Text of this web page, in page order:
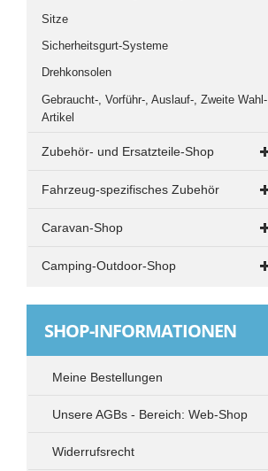
Sitze
Sicherheitsgurt-Systeme
Drehkonsolen
Gebraucht-, Vorführ-, Auslauf-, Zweite Wahl-
Artikel
Zubehör- und Ersatzteile-Shop
Beleuchtung
Halogenleuchten
LED-Leuchten
VW T5 / T6
MB Vito / Viano
Spacetourer / Traveller / ProAce / Zafira u.
Fahrzeug-spezifisches Zubehör
VW T4
Elektrik
Drehkonsolen
Standheizung
Spacetourer - Traveller - ProAce Verso -
Caravan-Shop
Grillen und Kochen
TV-Radio-SAT
Camping-Outdoor-Shop
Tische
SHOP-INFORMATIONEN
Meine Bestellungen
Unsere AGBs - Bereich: Web-Shop
Widerrufsrecht